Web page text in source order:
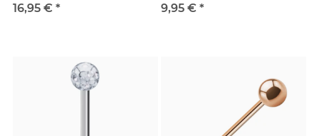
16,95 € *
9,95 € *